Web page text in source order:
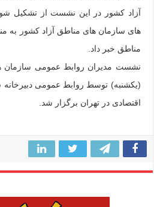
آزاد کشور در این نشست از تشکیل
های سازمان های مناطق آزاد کشور به
مناطق خبر داد.
نشست مدیران روابط عمومی سازمان
(یکشنبه) توسط روابط عمومی دبیرخانه
اقتصادی در تهران برگزار شد.